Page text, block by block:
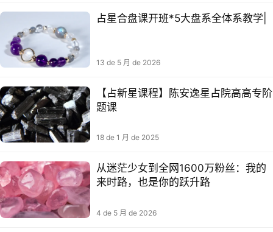
占星合盘课开班*5大盘系全体系教学|
13 de 5 月 de 2026
【占新星‬课程】陈安逸星占‬院高高专阶‬
题课
18 de 1 月 de 2025
从迷茫少女到全网1600万粉丝：我的
来时路，也是你的跃升路
4 de 5 月 de 2026